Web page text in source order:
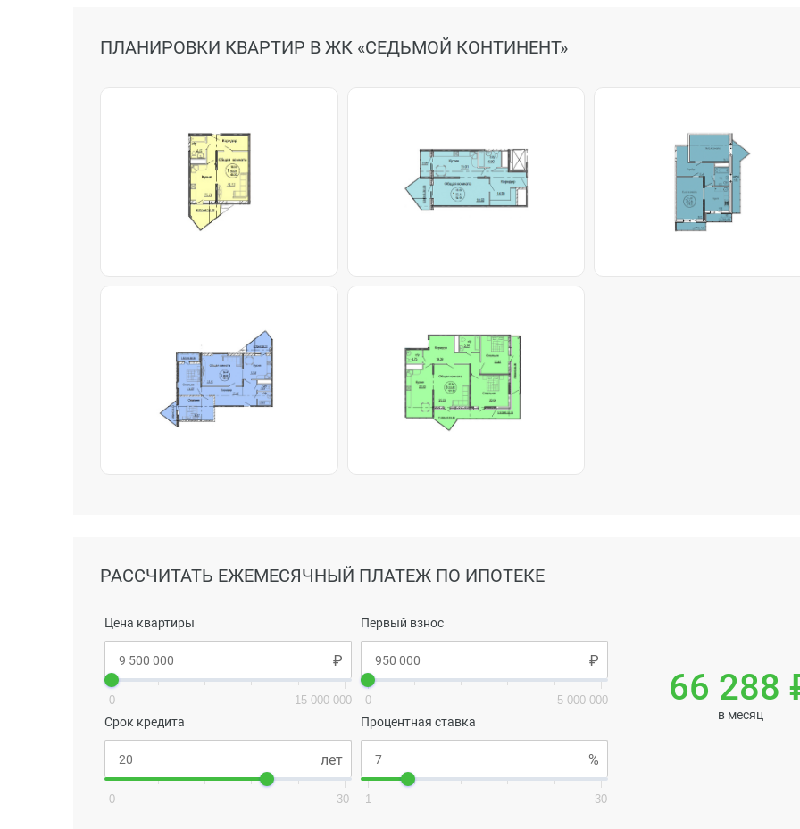
ПЛАНИРОВКИ КВАРТИР В ЖК «СЕДЬМОЙ КОНТИНЕНТ»
РАССЧИТАТЬ ЕЖЕМЕСЯЧНЫЙ ПЛАТЕЖ ПО ИПОТЕКЕ
Цена квартиры
0 15 000 000
Срок кредита
0 30
Первый взнос
0 5 000 000
Процентная ставка
1 30
66 288
в месяц